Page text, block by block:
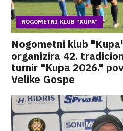
NOGOMETNI KLUB "KUPA"
Nogometni klub
organizira 42.
turnir "Kupa 2026."
Velike Gospe